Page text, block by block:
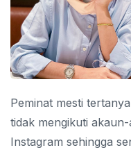
Peminat mesti
tidak mengikuti
Instagram sehingga